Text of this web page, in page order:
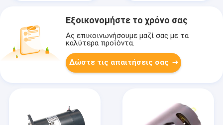
Εξοικονομήστε το χρόνο σας
Ας επικοινωνήσουμε μαζί σας με τα
καλύτερα προϊόντα.
Δώστε τις απαιτήσεις σας